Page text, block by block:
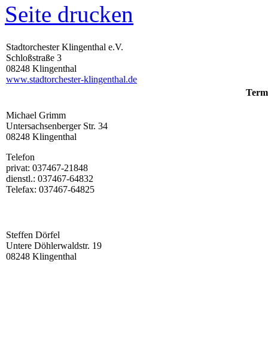
Seite drucken
Stadtorchester Klingenthal e.V.
Schloßstraße 3
08248 Klingenthal
www.stadtorchester-klingenthal.de
Michael Grimm
Untersachsenberger Str. 34
08248 Klingenthal
Telefon
privat: 037467-21848
dienstl.: 037467-64832
Telefax: 037467-64825
Steffen Dörfel
Untere Döhlerwaldstr. 19
08248 Klingenthal